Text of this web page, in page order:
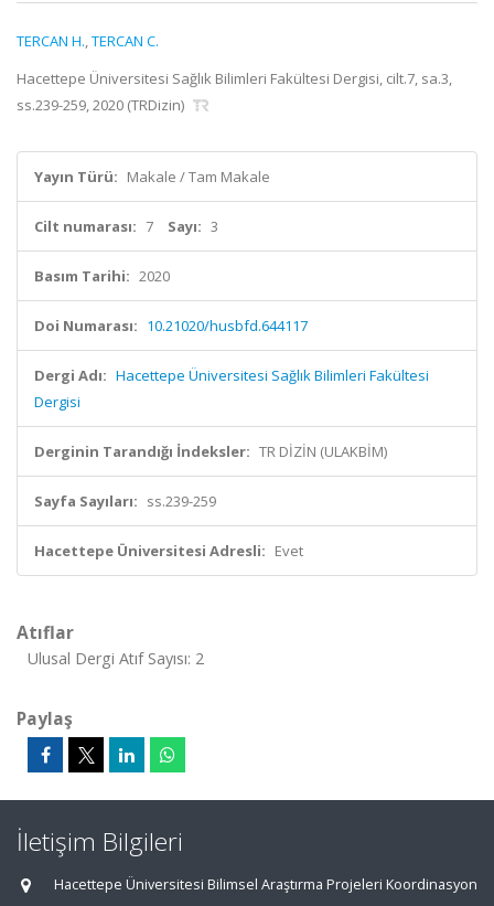
TERCAN H.,TERCAN C.
Hacettepe Üniversitesi Sağlık Bilimleri Fakültesi Dergisi, cilt.7, sa.3,
ss.239-259, 2020 (TRDizin)
Yayın Türü: Makale / Tam Makale
Cilt numarası: 7 Sayı: 3
Basım Tarihi: 2020
Doi Numarası: 10.21020/husbfd.644117
Dergi Adı: Hacettepe Üniversitesi Sağlık Bilimleri Fakültesi
Dergisi
Derginin Tarandığı İndeksler: TR DİZİN (ULAKBİM)
Sayfa Sayıları: ss.239-259
Hacettepe Üniversitesi Adresli: Evet
Atıflar
Ulusal Dergi Atıf Sayısı: 2
Paylaş
İletişim Bilgileri
Hacettepe Üniversitesi Bilimsel Araştırma Projeleri Koordinasyon